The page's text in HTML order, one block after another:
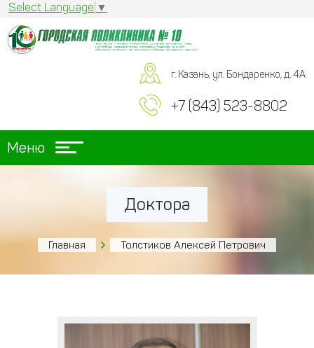
Select Language ▼
г. Казань, ул. Бондаренко, д. 4А
+7 (843) 523-8802
Меню
Доктора
Главная Толстиков Алексей Петрович